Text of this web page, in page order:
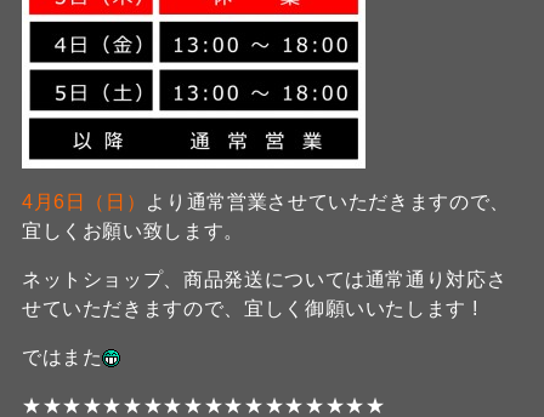
4月6日（日） より通常営業させていただきますので、
宜しくお願い致します。
ネットショップ、商品発送については通常通り対応さ
せていただきますので、宜しく御願いいたします !
ではまた
★★★★★★★★★★★★★★★★★★